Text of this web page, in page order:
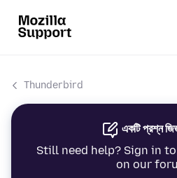
Thunderbird
একটি প্রশ্ন
Still need help? Sign in
on our